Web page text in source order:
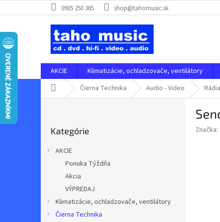
na
0905 250 365 shop@tahomusic.sk
AKCIE
Klimatizácie, ochladzovače, ventilátory
Domov Čierna Technika Audio - Video
kategórie
Kategórie
AKCIE
Ponuka Týždňa
Akcia
VÝPREDAJ
Klimatizácie, ochladzovače, ventilátory
Čierna Technika
Značka: